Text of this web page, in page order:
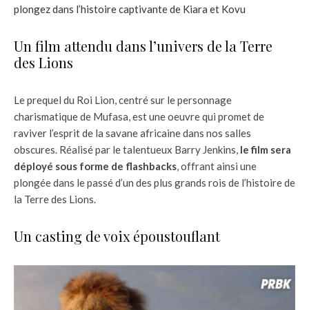
plongez dans l’histoire captivante de Kiara et Kovu
Un film attendu dans l’univers de la Terre
des Lions
Le prequel du Roi Lion, centré sur le personnage
charismatique de Mufasa, est une oeuvre qui promet de
raviver l’esprit de la savane africaine dans nos salles
obscures. Réalisé par le talentueux Barry Jenkins, le film sera
déployé sous forme de flashbacks, offrant ainsi une
plongée dans le passé d’un des plus grands rois de l’histoire de
la Terre des Lions.
Un casting de voix époustouflant